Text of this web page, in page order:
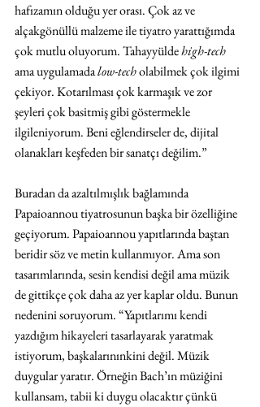
hafızamın olduğu yer orası. Çok az ve
alçakgönüllü malzeme ile tiyatro yarattığımda
çok mutlu oluyorum. Tahayyülde high-tech
ama uygulamada low-tech olabilmek çok ilgimi
çekiyor. Kotarılması çok karmaşık ve zor
şeyleri çok basitmiş gibi göstermekle
ilgileniyorum. Beni eğlendirseler de, dijital
olanakları keşfeden bir sanatçı değilim.”
Buradan da azaltılmışlık bağlamında
Papaioannou tiyatrosunun başka bir özelliğine
geçiyorum. Papaioannou yapıtlarında baştan
beridir söz ve metin kullanmıyor. Ama son
tasarımlarında, sesin kendisi değil ama müzik
de gittikçe çok daha az yer kaplar oldu. Bunun
nedenini soruyorum. “Yapıtlarımı kendi
yazdığım hikayeleri tasarlayarak yaratmak
istiyorum, başkalarınınkini değil. Müzik
duygular yaratır. Örneğin Bach’ın müziğini
kullansam, tabii ki duygu olacaktır çünkü